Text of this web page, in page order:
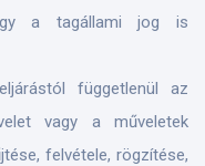
a tagállami jog is
függetlenül az
vagy a műveletek
felvétele, rögzítése,